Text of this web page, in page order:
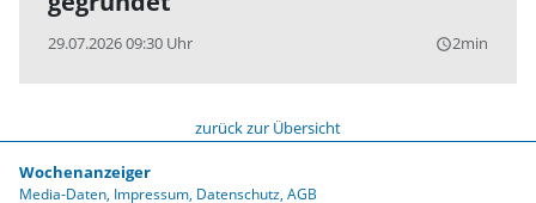
29.07.2026 09:30 Uhr query_builder2min
zurück zur Übersicht
Wochenanzeiger
Media-Daten Impressum Datenschutz AGB